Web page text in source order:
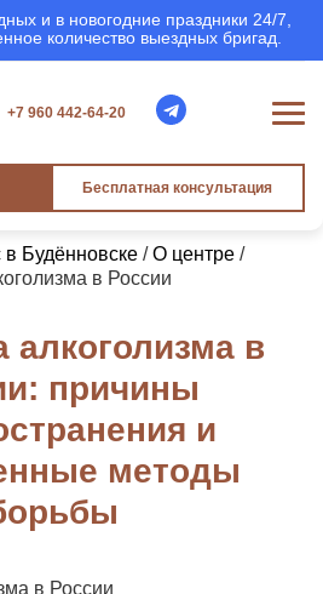
и в новогодние праздники 24/7,
количество выездных бригад.
+7 960 442-64-20
Бесплатная консультация
в Будённовске /О центре /
в России
алкоголизма в
причины
и
методы